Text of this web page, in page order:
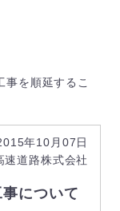
事を順延するこ
年10月07日
速道路株式会社
について